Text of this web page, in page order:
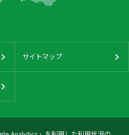
サイトマップ